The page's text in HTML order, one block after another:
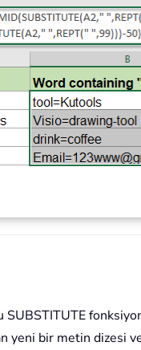
SUBSTITUTE
yeni bir metin dizesi